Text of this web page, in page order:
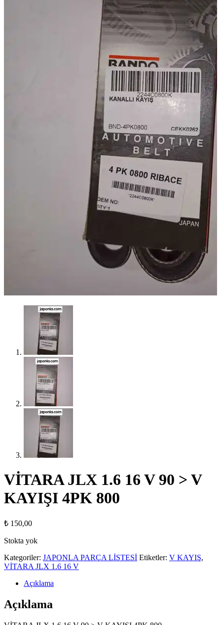
VİTARA JLX 1.6 16 V 90 > V
KAYIŞI 4PK 800
₺ 150,00
Stokta yok
Kategoriler: JAPONLA PARÇA LİSTESİ Etiketler: V KAYIŞ,
VİTARA JLX 1.6 16 V
Açıklama
Açıklama